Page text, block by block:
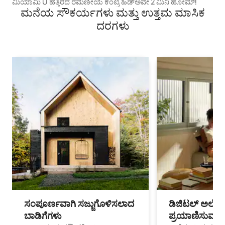
ಮಿಯಾಮಿ U ಹತ್ತಿರದ ರಮಣೀಯ ಕಂಟ್ರಿ ಹಿಡ್‌ಅವೇ 2 ಮಿನಿ ಹೋಮ್!
ಮನೆಯ ಸೌಕರ್ಯಗಳು ಮತ್ತು ಉತ್ತಮ ಮಾಸಿಕ
ದರಗಳು
ಸಂಪೂರ್ಣವಾಗಿ ಸಜ್ಜುಗೊಳಿಸಲಾದ
ಬಾಡಿಗೆಗಳು
ಡಿಜಿಟಲ್
ಪ್ರಯಾಣಿಸುವ